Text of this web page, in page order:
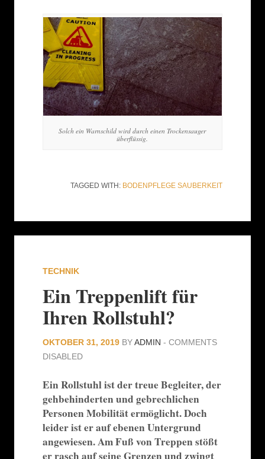
Solch ein Warnschild wird durch einen Trockensauger
überflüssig.
TAGGED WITH: BODENPFLEGE SAUBERKEIT
TECHNIK
Ein Treppenlift für
Ihren Rollstuhl?
OKTOBER 31, 2019 BYADMIN - COMMENTS
DISABLED
Ein Rollstuhl ist der treue Begleiter, der
gehbehinderten und gebrechlichen
Personen Mobilität ermöglicht. Doch
leider ist er auf ebenen Untergrund
angewiesen. Am Fuß von Treppen stößt
er rasch auf seine Grenzen und zwingt